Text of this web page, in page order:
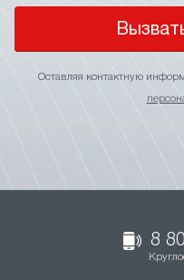
Оставляя контактную
8